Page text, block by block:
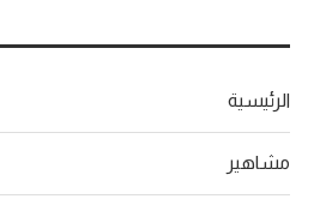
الرئيسية
مشاهير